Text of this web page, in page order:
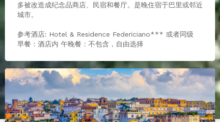
多被改造成纪念品商店、民宿和餐厅。是晚住宿于巴里或邻近
城市。
参考酒店: Hotel & Residence Federiciano*** 或者同级
早餐：酒店内 午晚餐：不包含，自由选择